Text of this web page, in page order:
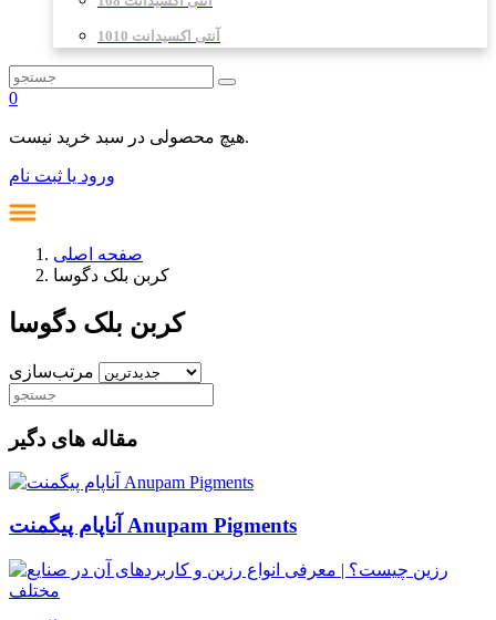
آنتی اکسیدانت 1010
0
هیچ محصولی در سبد خرید نیست.
ورود یا ثبت نام
صفحه اصلی
کربن بلک دگوسا
کربن بلک دگوسا
مرتب‌سازی
مقاله های دگیر
آناپام پیگمنت Anupam Pigments